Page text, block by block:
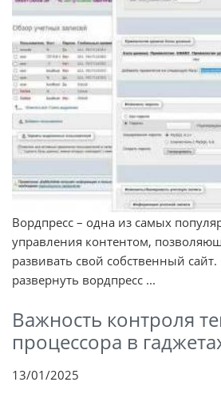
Вордпресс – одна из самых
управления контентом,
развивать свой собственный
развернуть вордпресс ...
Важность контроля
процессора в
13/01/2025